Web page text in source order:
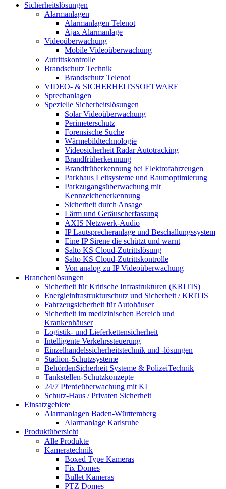
Sicherheitslösungen
Alarmanlagen
Alarmanlagen Telenot
Ajax Alarmanlage
Videoüberwachung
Mobile Videoüberwachung
Zutrittskontrolle
Brandschutz Technik
Brandschutz Telenot
VIDEO- & SICHERHEITSSOFTWARE
Sprechanlagen
Spezielle Sicherheitslösungen
Solar Videoüberwachung
Perimeterschutz
Forensische Suche
Wärmebildtechnologie
Videosicherheit Radar Autotracking​
Brandfrüherkennung
Brandfrüherkennung bei Elektrofahrzeugen
Parkhaus Leitsysteme und Raumoptimierung
Parkzugangsüberwachung mit
Kennzeichenerkennung
Sicherheit durch Ansage
Lärm und Geräuscherfassung
AXIS Netzwerk-Audio
IP Lautsprecheranlage und Beschallungssystem
Eine IP Sirene die schützt und warnt
Salto KS Cloud-Zutrittslösung
Salto KS Cloud-Zutrittskontrolle
Von analog zu IP Videoüberwachung
Branchenlösungen
Sicherheit für Kritische Infrastrukturen (KRITIS)
Energieinfrastrukturschutz und Sicherheit / KRITIS
Fahrzeugsicherheit für Autohäuser
Sicherheit im medizinischen Bereich und
Krankenhäuser
Logistik- und Lieferkettensicherheit
Intelligente Verkehrssteuerung
Einzelhandelssicherheitstechnik und -lösungen
Stadion-Schutzsysteme
BehördenSicherheit Systeme & PolizeiTechnik
Tankstellen-Schutzkonzepte​
24/7 Pferdeüberwachung mit KI
Schutz-Haus / Privaten Sicherheit
Einsatzgebiete
Alarmanlagen Baden-Württemberg
Alarmanlage Karlsruhe
Produktübersicht
Alle Produkte
Kameratechnik
Boxed Type Kameras
Fix Domes
Bullet Kameras
PTZ Domes